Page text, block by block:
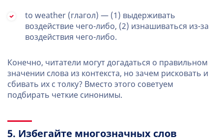
to weather (глагол) — (1) выдерживать
воздействие чего-либо, (2) изнашиваться из-за
воздействия чего-либо.
Конечно, читатели могут догадаться о правильном
значении слова из контекста, но зачем рисковать и
сбивать их с толку? Вместо этого советуем
подбирать четкие синонимы.
5. Избегайте многозначных слов